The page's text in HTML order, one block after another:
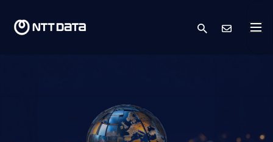
search